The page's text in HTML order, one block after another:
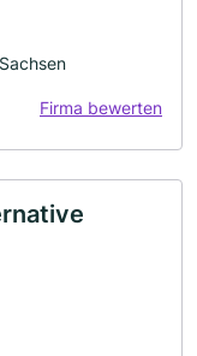
Firma bewerten